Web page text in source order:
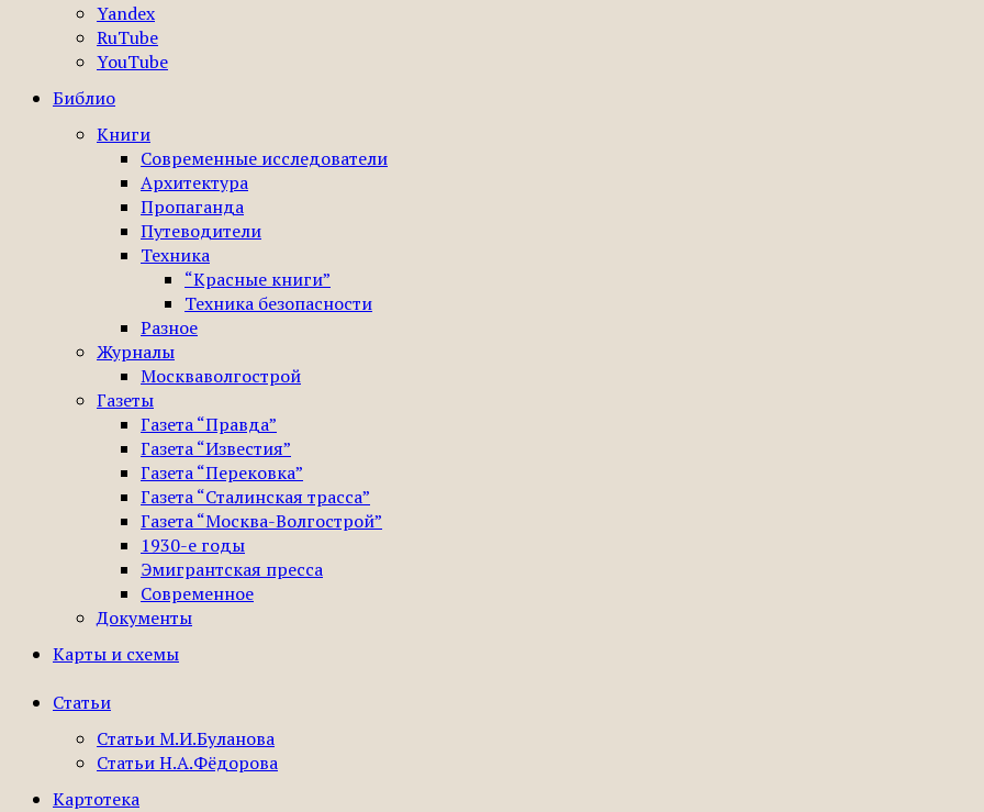
Yandex
RuTube
YouTube
Библио
Книги
Современные исследователи
Архитектура
Пропаганда
Путеводители
Техника
“Красные книги”
Техника безопасности
Разное
Журналы
Москваволгострой
Газеты
Газета “Правда”
Газета “Известия”
Газета “Перековка”
Газета “Сталинская трасса”
Газета “Москва-Волгострой”
1930-е годы
Эмигрантская пресса
Современное
Документы
Карты и схемы
Статьи
Статьи М.И.Буланова
Статьи Н.А.Фёдорова
Картотека